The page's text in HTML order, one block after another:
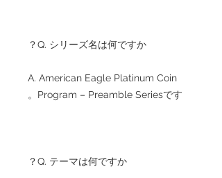
Q. シリーズ名は何ですか？
A. American Eagle Platinum Coin
Program – Preamble Seriesです。
Q. テーマは何ですか？